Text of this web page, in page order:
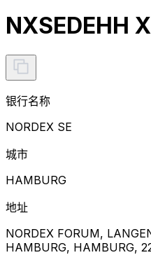
NXSEDEHH
银行名称
NORDEX SE
城市
HAMBURG
地址
NORDEX FORUM,
HAMBURG, HAMBURG,